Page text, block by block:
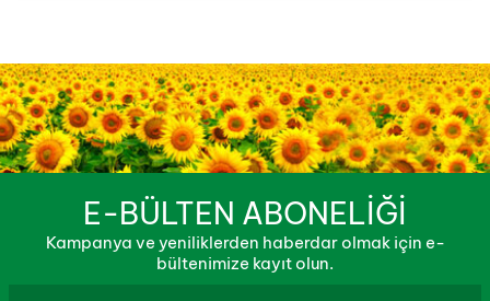
E-BÜLTEN ABONELİĞİ
Kampanya ve yeniliklerden haberdar olmak için e-
bültenimize kayıt olun.